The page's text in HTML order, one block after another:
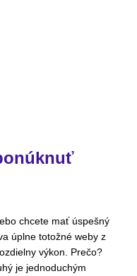
chcete mať úspešný
úplne totožné weby z
výkon. Prečo?
je jednoduchým